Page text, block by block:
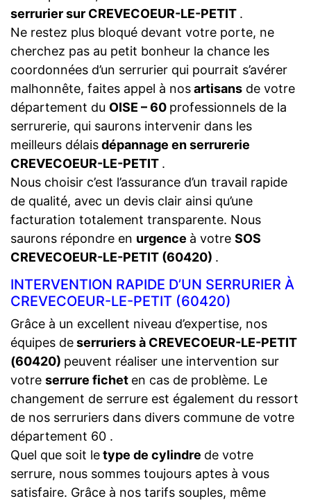
serrurier sur CREVECOEUR-LE-PETIT .
Ne restez plus bloqué devant votre porte, ne
cherchez pas au petit bonheur la chance les
coordonnées d’un serrurier qui pourrait s’avérer
malhonnête, faites appel à nosartisans de votre
département du OISE – 60 professionnels de la
serrurerie, qui saurons intervenir dans les
meilleurs délaisdépannage en serrurerie
CREVECOEUR-LE-PETIT .
Nous choisir c’est l’assurance d’un travail rapide
de qualité, avec un devis clair ainsi qu’une
facturation totalement transparente. Nous
saurons répondre en urgence à votre SOS
CREVECOEUR-LE-PETIT (60420) .
INTERVENTION RAPIDE D’UN SERRURIER À
CREVECOEUR-LE-PETIT (60420)
Grâce à un excellent niveau d’expertise, nos
équipes deserruriers à CREVECOEUR-LE-PETIT
(60420) peuvent réaliser une intervention sur
votre serrure fichet en cas de problème. Le
changement de serrure est également du ressort
de nos serruriers dans divers commune de votre
département 60 .
Quel que soit letype de cylindre de votre
serrure, nous sommes toujours aptes à vous
satisfaire. Grâce à nos tarifs souples, même